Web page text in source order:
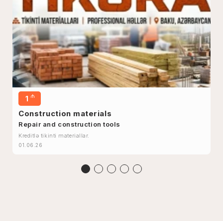
1 ₼
Construction materials
Repair and construction tools
Kreditlə tikinti materiallar.
01.06.26